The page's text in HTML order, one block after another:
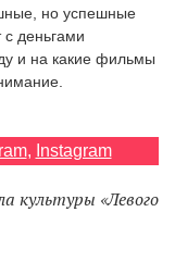
но успешные
деньгами
и на какие фильмы
, Instagram
культуры «Левого